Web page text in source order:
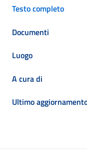
Testo completo
Documenti
Luogo
A cura di
Ultimo